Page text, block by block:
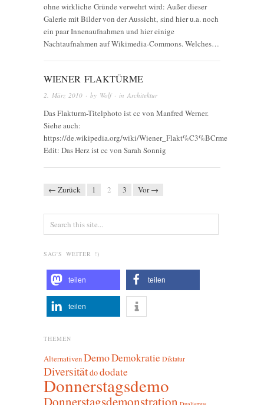
ohne wirkliche Gründe verwehrt wird: Außer dieser
Galerie mit Bilder von der Aussicht, sind hier u.a. noch
ein paar Innenaufnahmen und hier einige
Nachtaufnahmen auf Wikimedia-Commons. Welches…
WIENER FLAKTÜRME
2. März 2010 · by Wolf· in Architektur
Das Flakturm-Titelphoto ist cc von Manfred Werner.
Siehe auch:
https://de.wikipedia.org/wiki/Wiener_Flakt%C3%BCrme
Edit: Das Herz ist cc von Sarah Sonnig
← Zurück 1 2 3 Vor →
SAG'S WEITER !)
teilen teilen
teilen
THEMEN
AlternativenDemoDemokratie Diktatur
Diversitätdododate
Donnerstagsdemo
Donnerstagsdemonstration